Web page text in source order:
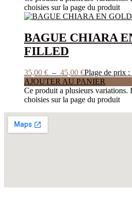
choisies sur la page du produit
BAGUE CHIARA
FILLED
35,00 € – 45,00 €Plage de prix
AJOUTER AU PANIER
Ce produit a plusieurs variations.
choisies sur la page du produit